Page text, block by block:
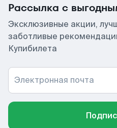
Рассылка с
Эксклюзивные акции,
заботливые
Купибилета
Электронная почта